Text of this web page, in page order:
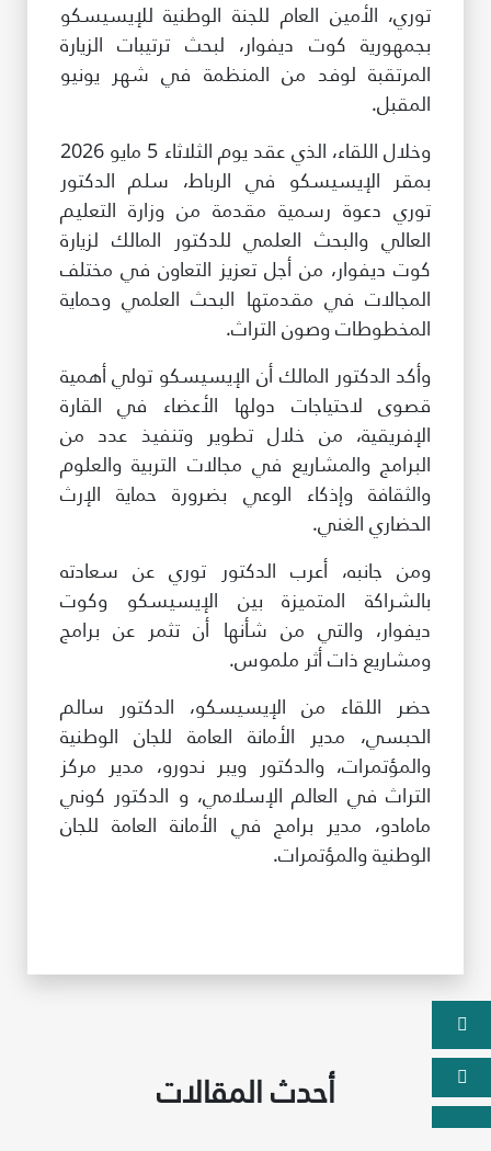
شاركونا
طريقة عملنا
انضم إلى عائلة الإيسيسكو
للموردين
الدعم والتبرع
حقوق الطبع والنشر للإيسيسكو. جميع الحقوق محفوظة.
شروط الاستخدام
سياسة الخصوصية
حقوق النسخ
إخلاء المسؤولية
سياسة وإجراءات أمن نظم المعلومات
سياسة وإجراءات الذكاء الاصطناعي
توري، الأمين العام للجنة الوطنية للإيسيسكو
بجمهورية كوت ديفوار، لبحث ترتيبات الزيارة
المرتقبة لوفد من المنظمة في شهر يونيو
المقبل.
وخلال اللقاء، الذي عقد يوم الثلاثاء 5 مايو 2026
بمقر الإيسيسكو في الرباط، سلم الدكتور
توري دعوة رسمية مقدمة من وزارة التعليم
العالي والبحث العلمي للدكتور المالك لزيارة
كوت ديفوار، من أجل تعزيز التعاون في مختلف
المجالات في مقدمتها البحث العلمي وحماية
المخطوطات وصون التراث.
وأكد الدكتور المالك أن الإيسيسكو تولي أهمية
قصوى لاحتياجات دولها الأعضاء في القارة
الإفريقية، من خلال تطوير وتنفيذ عدد من
البرامج والمشاريع في مجالات التربية والعلوم
والثقافة وإذكاء الوعي بضرورة حماية الإرث
الحضاري الغني.
ومن جانبه، أعرب الدكتور توري عن سعادته
بالشراكة المتميزة بين الإيسيسكو وكوت
ديفوار، والتي من شأنها أن تثمر عن برامج
ومشاريع ذات أثر ملموس.
حضر اللقاء من الإيسيسكو، الدكتور سالم
الحبسي، مدير الأمانة العامة للجان الوطنية
والمؤتمرات، والدكتور ويبر ندورو، مدير مركز
التراث في العالم الإسلامي، و الدكتور كوني
مامادو، مدير برامج في الأمانة العامة للجان
الوطنية والمؤتمرات.
أحدث المقالات